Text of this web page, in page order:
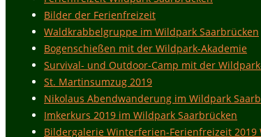
Bilder der Ferienfreizeit
Waldkrabbelgruppe im Wildpark Saarbrücken
Bogenschießen mit der Wildpark-Akademie
Survival- und Outdoor-Camp mit der
St. Martinsumzug 2019
Nikolaus Abendwanderung im Wildpark
Imkerkurs 2019 im Wildpark Saarbrücken
Bildergalerie Winterferien-Ferienfreizeit 2019